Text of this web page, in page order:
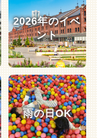
2026年のイベ
ント
雨の日OK